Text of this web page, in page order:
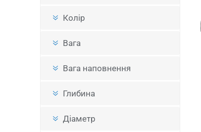
Колір
Вага
Вага наповнення
Глибина
Діаметр